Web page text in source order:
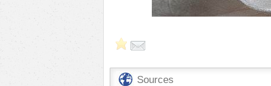
Sources